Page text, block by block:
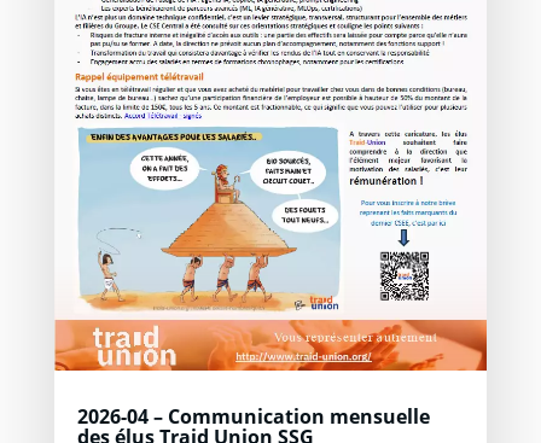
2026-04 – Communication mensuelle
des élus Traid Union SSG